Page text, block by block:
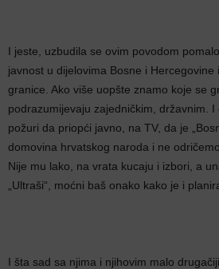
I jeste, uzbudila se ovim povodom
javnost u dijelovima Bosne i
granice. Ako više uopšte znamo koje se
podrazumijevaju zajedničkim, državnim.
požuri da priopći javno, na TV, da je
domovina hrvatskog naroda i ne
Nije mu lako, na vrata kucaju i izbori, a
„Ultraši“, moćni baš onako kako je i
I šta sad sa njima i njihovim malo